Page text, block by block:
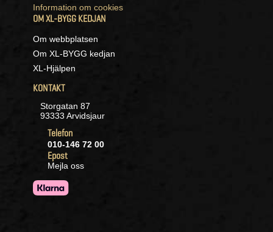
Information om cookies
OM XL-BYGG KEDJAN
Om webbplatsen
Om XL-BYGG kedjan
XL-Hjälpen
KONTAKT
Storgatan 87
93333 Arvidsjaur
Telefon
010-146 72 00
Epost
Mejla oss